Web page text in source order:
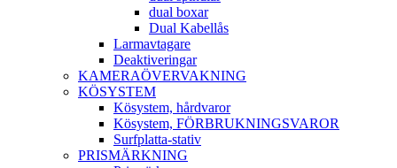
dual boxar
Dual Kabellås
Larmavtagare
Deaktiveringar
KAMERAÖVERVAKNING
KÖSYSTEM
Kösystem, hårdvaror
Kösystem, FÖRBRUKNINGSVAROR
Surfplatta-stativ
PRISMÄRKNING